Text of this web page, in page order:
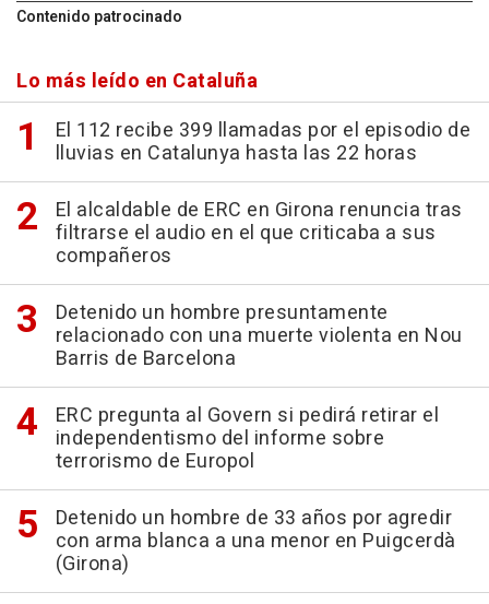
Contenido patrocinado
Lo más leído en Cataluña
El 112 recibe 399 llamadas por el episodio de
lluvias en Catalunya hasta las 22 horas
El alcaldable de ERC en Girona renuncia tras
filtrarse el audio en el que criticaba a sus
compañeros
Detenido un hombre presuntamente
relacionado con una muerte violenta en Nou
Barris de Barcelona
ERC pregunta al Govern si pedirá retirar el
independentismo del informe sobre
terrorismo de Europol
Detenido un hombre de 33 años por agredir
con arma blanca a una menor en Puigcerdà
(Girona)